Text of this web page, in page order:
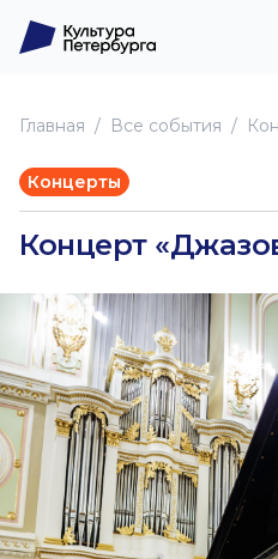
Главная Все события
Концерты
Концерт